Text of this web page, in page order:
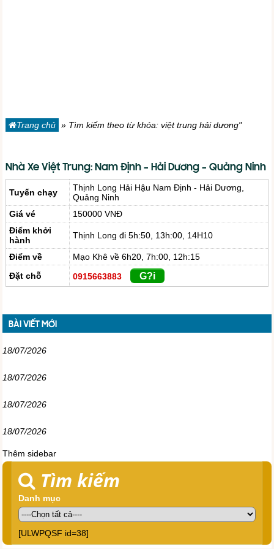
Trang chủ » Tìm kiếm theo từ khóa: việt trung hải dương"
Nhà Xe Việt Trung: Nam Định – Hải Dương – Quảng Ninh
Tuyến chạy
Thịnh Long Hải Hậu Nam Định - Hải Dương,
Quảng Ninh
Giá vé
150000 VNĐ
Điểm khởi
hành
Thịnh Long đi 5h:50, 13h:00, 14H10
Điểm về
Mạo Khê về 6h20, 7h:00, 12h:15
Đặt chỗ
0915663883 G?i
BÀI VIẾT MỚI
18/07/2026
18/07/2026
18/07/2026
18/07/2026
Thêm sidebar
Tìm kiếm
Danh mục
[ULWPQSF id=38]